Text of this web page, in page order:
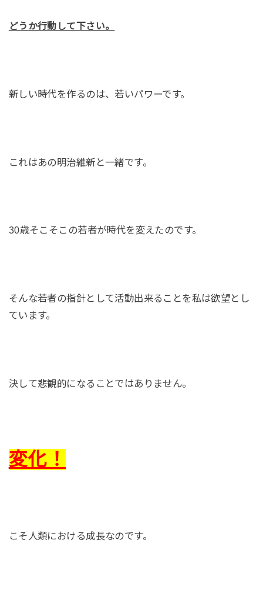
どうか行動して下さい。
新しい時代を作るのは、若いパワーです。
これはあの明治維新と一緒です。
30歳そこそこの若者が時代を変えたのです。
そんな若者の指針として活動出来ることを私は欲望とし
ています。
決して悲観的になることではありません。
変化！
こそ人類における成長なのです。